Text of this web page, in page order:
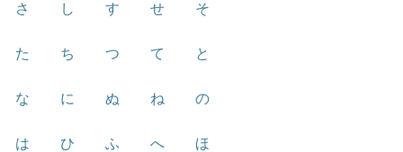
さ し す せ そ
た ち つ て と
な に ぬ ね の
は ひ ふ へ ほ